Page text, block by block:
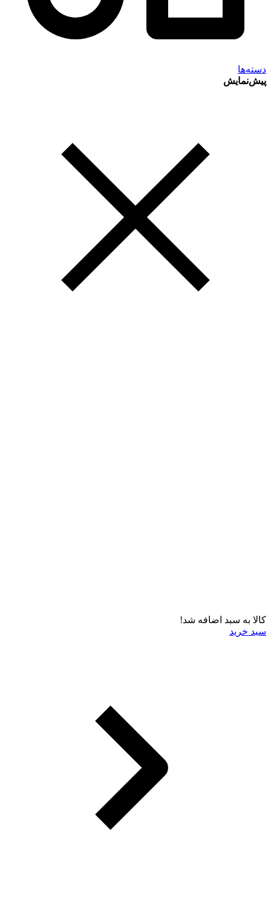
دسته‌ها
پیش‌نمایش
کالا به سبد اضافه شد!
سبد خرید